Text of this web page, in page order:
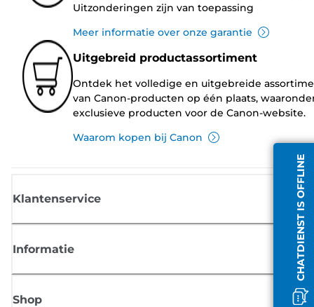
CHATDIENST IS OFFLINE
Uitzonderingen zijn van toepassing
Meer informatie over onze garantie
Uitgebreid productassortiment
Ontdek het volledige en uitgebreide
van Canon-producten op één plaats,
exclusieve producten voor de Canon-website.
Waarom kopen bij Canon
Klantenservice
Informatie
Shop